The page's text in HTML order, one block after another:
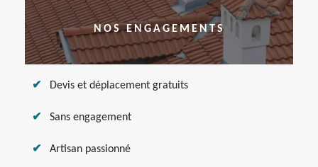
NOS ENGAGEMENTS
Devis et déplacement gratuits
Sans engagement
Artisan passionné